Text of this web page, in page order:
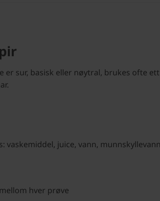
er sur, basisk eller nøytral, brukes ofte
vaskemiddel, juice, vann,
hver prøve